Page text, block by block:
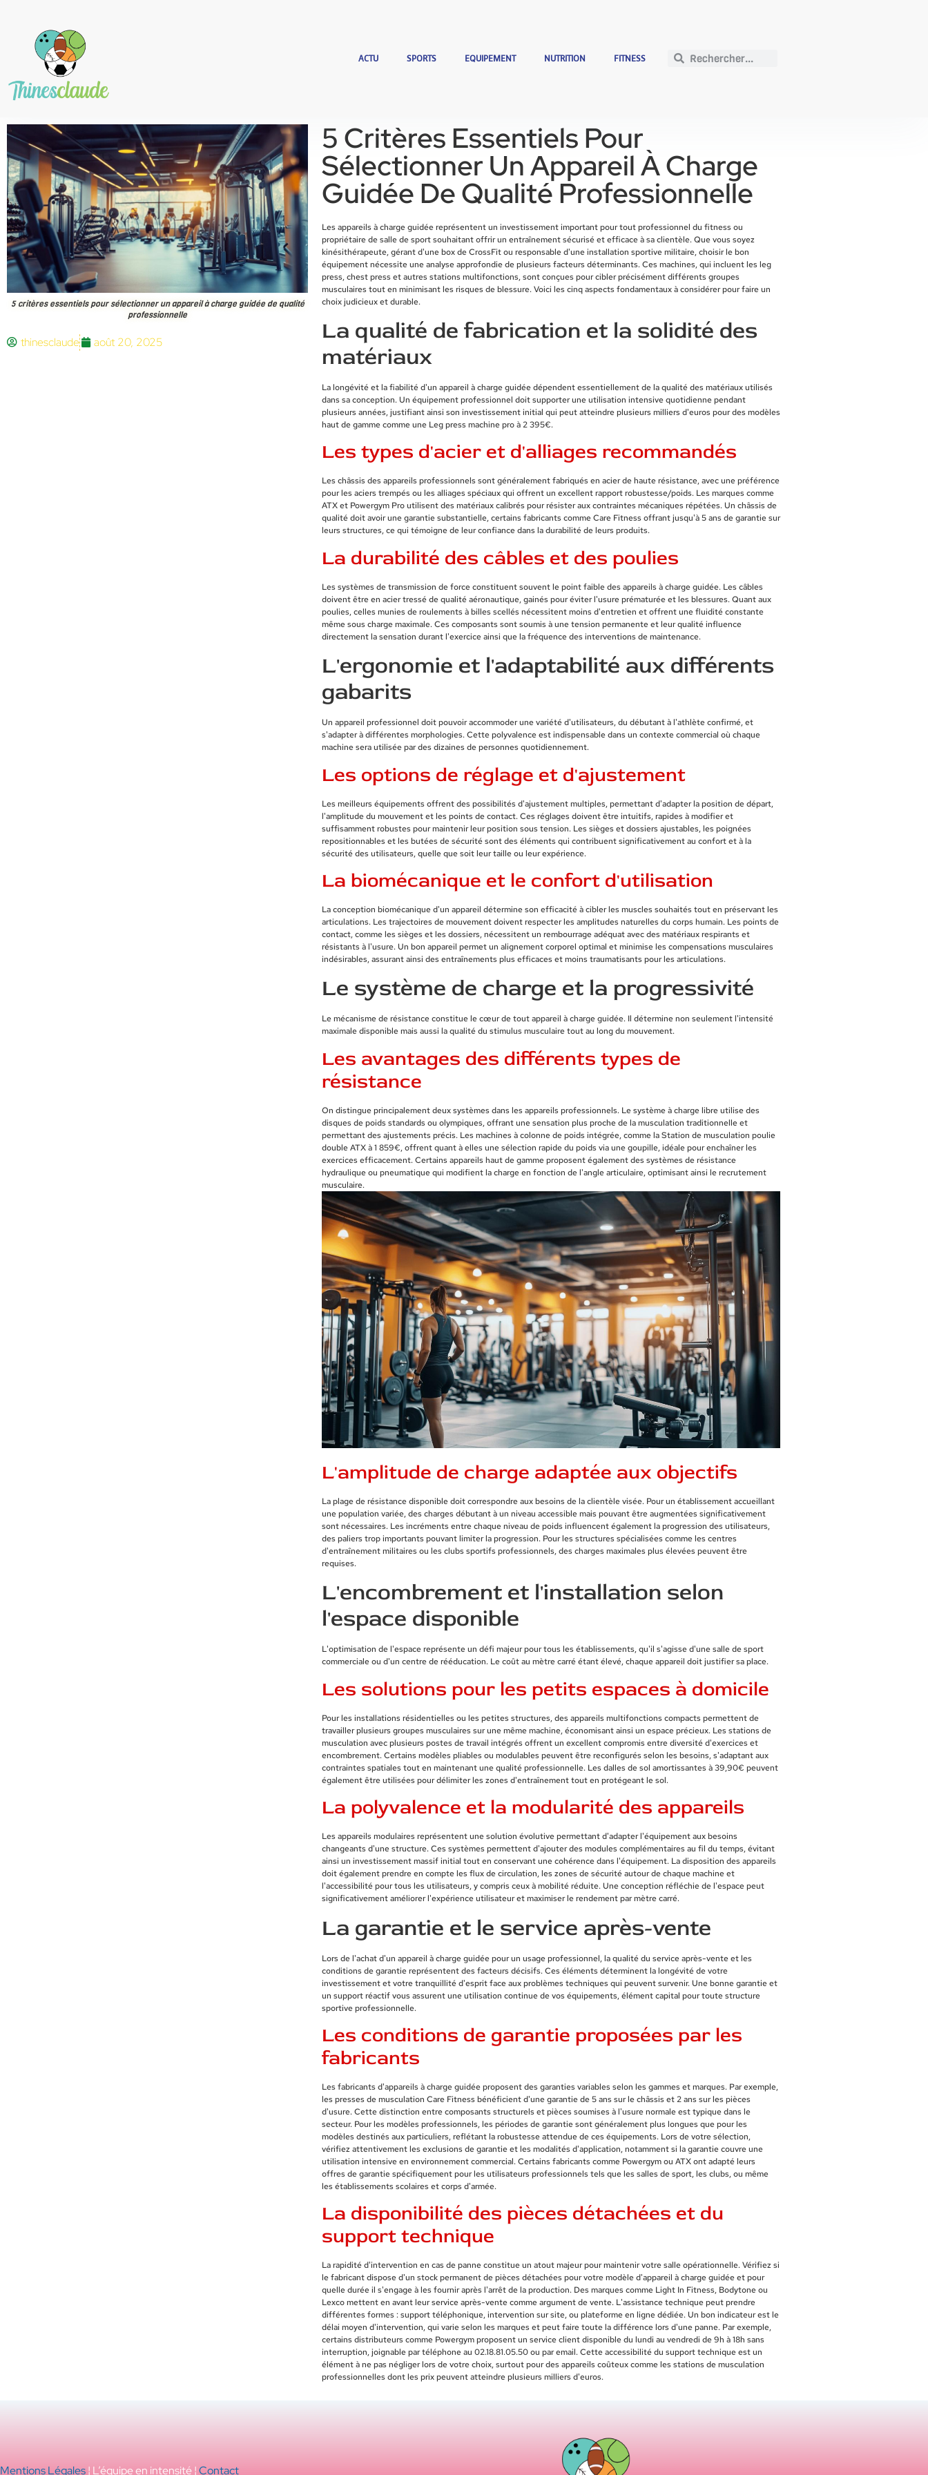
ACTU SPORTS EQUIPEMENT NUTRITION FITNESS
5 critères essentiels pour sélectionner un appareil à charge guidée de qualité
professionnelle
thinesclaude août 20, 2025
5 Critères Essentiels Pour
Sélectionner Un Appareil À Charge
Guidée De Qualité Professionnelle
Les appareils à charge guidée représentent un investissement important pour tout professionnel du fitness ou
propriétaire de salle de sport souhaitant offrir un entraînement sécurisé et efficace à sa clientèle. Que vous soyez
kinésithérapeute, gérant d'une box de CrossFit ou responsable d'une installation sportive militaire, choisir le bon
équipement nécessite une analyse approfondie de plusieurs facteurs déterminants. Ces machines, qui incluent les leg
press, chest press et autres stations multifonctions, sont conçues pour cibler précisément différents groupes
musculaires tout en minimisant les risques de blessure. Voici les cinq aspects fondamentaux à considérer pour faire un
choix judicieux et durable.
La qualité de fabrication et la solidité des
matériaux
La longévité et la fiabilité d'un appareil à charge guidée dépendent essentiellement de la qualité des matériaux utilisés
dans sa conception. Un équipement professionnel doit supporter une utilisation intensive quotidienne pendant
plusieurs années, justifiant ainsi son investissement initial qui peut atteindre plusieurs milliers d'euros pour des modèles
haut de gamme comme une Leg press machine pro à 2 395€.
Les types d'acier et d'alliages recommandés
Les châssis des appareils professionnels sont généralement fabriqués en acier de haute résistance, avec une préférence
pour les aciers trempés ou les alliages spéciaux qui offrent un excellent rapport robustesse/poids. Les marques comme
ATX et Powergym Pro utilisent des matériaux calibrés pour résister aux contraintes mécaniques répétées. Un châssis de
qualité doit avoir une garantie substantielle, certains fabricants comme Care Fitness offrant jusqu'à 5 ans de garantie sur
leurs structures, ce qui témoigne de leur confiance dans la durabilité de leurs produits.
La durabilité des câbles et des poulies
Les systèmes de transmission de force constituent souvent le point faible des appareils à charge guidée. Les câbles
doivent être en acier tressé de qualité aéronautique, gainés pour éviter l'usure prématurée et les blessures. Quant aux
poulies, celles munies de roulements à billes scellés nécessitent moins d'entretien et offrent une fluidité constante
même sous charge maximale. Ces composants sont soumis à une tension permanente et leur qualité influence
directement la sensation durant l'exercice ainsi que la fréquence des interventions de maintenance.
L'ergonomie et l'adaptabilité aux différents
gabarits
Un appareil professionnel doit pouvoir accommoder une variété d'utilisateurs, du débutant à l'athlète confirmé, et
s'adapter à différentes morphologies. Cette polyvalence est indispensable dans un contexte commercial où chaque
machine sera utilisée par des dizaines de personnes quotidiennement.
Les options de réglage et d'ajustement
Les meilleurs équipements offrent des possibilités d'ajustement multiples, permettant d'adapter la position de départ,
l'amplitude du mouvement et les points de contact. Ces réglages doivent être intuitifs, rapides à modifier et
suffisamment robustes pour maintenir leur position sous tension. Les sièges et dossiers ajustables, les poignées
repositionnables et les butées de sécurité sont des éléments qui contribuent significativement au confort et à la
sécurité des utilisateurs, quelle que soit leur taille ou leur expérience.
La biomécanique et le confort d'utilisation
La conception biomécanique d'un appareil détermine son efficacité à cibler les muscles souhaités tout en préservant les
articulations. Les trajectoires de mouvement doivent respecter les amplitudes naturelles du corps humain. Les points de
contact, comme les sièges et les dossiers, nécessitent un rembourrage adéquat avec des matériaux respirants et
résistants à l'usure. Un bon appareil permet un alignement corporel optimal et minimise les compensations musculaires
indésirables, assurant ainsi des entraînements plus efficaces et moins traumatisants pour les articulations.
Le système de charge et la progressivité
Le mécanisme de résistance constitue le cœur de tout appareil à charge guidée. Il détermine non seulement l'intensité
maximale disponible mais aussi la qualité du stimulus musculaire tout au long du mouvement.
Les avantages des différents types de
résistance
On distingue principalement deux systèmes dans les appareils professionnels. Le système à charge libre utilise des
disques de poids standards ou olympiques, offrant une sensation plus proche de la musculation traditionnelle et
permettant des ajustements précis. Les machines à colonne de poids intégrée, comme la Station de musculation poulie
double ATX à 1 859€, offrent quant à elles une sélection rapide du poids via une goupille, idéale pour enchaîner les
exercices efficacement. Certains appareils haut de gamme proposent également des systèmes de résistance
hydraulique ou pneumatique qui modifient la charge en fonction de l'angle articulaire, optimisant ainsi le recrutement
musculaire.
L'amplitude de charge adaptée aux objectifs
La plage de résistance disponible doit correspondre aux besoins de la clientèle visée. Pour un établissement accueillant
une population variée, des charges débutant à un niveau accessible mais pouvant être augmentées significativement
sont nécessaires. Les incréments entre chaque niveau de poids influencent également la progression des utilisateurs,
des paliers trop importants pouvant limiter la progression. Pour les structures spécialisées comme les centres
d'entraînement militaires ou les clubs sportifs professionnels, des charges maximales plus élevées peuvent être
requises.
L'encombrement et l'installation selon
l'espace disponible
L'optimisation de l'espace représente un défi majeur pour tous les établissements, qu'il s'agisse d'une salle de sport
commerciale ou d'un centre de rééducation. Le coût au mètre carré étant élevé, chaque appareil doit justifier sa place.
Les solutions pour les petits espaces à domicile
Pour les installations résidentielles ou les petites structures, des appareils multifonctions compacts permettent de
travailler plusieurs groupes musculaires sur une même machine, économisant ainsi un espace précieux. Les stations de
musculation avec plusieurs postes de travail intégrés offrent un excellent compromis entre diversité d'exercices et
encombrement. Certains modèles pliables ou modulables peuvent être reconfigurés selon les besoins, s'adaptant aux
contraintes spatiales tout en maintenant une qualité professionnelle. Les dalles de sol amortissantes à 39,90€ peuvent
également être utilisées pour délimiter les zones d'entraînement tout en protégeant le sol.
La polyvalence et la modularité des appareils
Les appareils modulaires représentent une solution évolutive permettant d'adapter l'équipement aux besoins
changeants d'une structure. Ces systèmes permettent d'ajouter des modules complémentaires au fil du temps, évitant
ainsi un investissement massif initial tout en conservant une cohérence dans l'équipement. La disposition des appareils
doit également prendre en compte les flux de circulation, les zones de sécurité autour de chaque machine et
l'accessibilité pour tous les utilisateurs, y compris ceux à mobilité réduite. Une conception réfléchie de l'espace peut
significativement améliorer l'expérience utilisateur et maximiser le rendement par mètre carré.
La garantie et le service après-vente
Lors de l'achat d'un appareil à charge guidée pour un usage professionnel, la qualité du service après-vente et les
conditions de garantie représentent des facteurs décisifs. Ces éléments déterminent la longévité de votre
investissement et votre tranquillité d'esprit face aux problèmes techniques qui peuvent survenir. Une bonne garantie et
un support réactif vous assurent une utilisation continue de vos équipements, élément capital pour toute structure
sportive professionnelle.
Les conditions de garantie proposées par les
fabricants
Les fabricants d'appareils à charge guidée proposent des garanties variables selon les gammes et marques. Par exemple,
les presses de musculation Care Fitness bénéficient d'une garantie de 5 ans sur le châssis et 2 ans sur les pièces
d'usure. Cette distinction entre composants structurels et pièces soumises à l'usure normale est typique dans le
secteur. Pour les modèles professionnels, les périodes de garantie sont généralement plus longues que pour les
modèles destinés aux particuliers, reflétant la robustesse attendue de ces équipements. Lors de votre sélection,
vérifiez attentivement les exclusions de garantie et les modalités d'application, notamment si la garantie couvre une
utilisation intensive en environnement commercial. Certains fabricants comme Powergym ou ATX ont adapté leurs
offres de garantie spécifiquement pour les utilisateurs professionnels tels que les salles de sport, les clubs, ou même
les établissements scolaires et corps d'armée.
La disponibilité des pièces détachées et du
support technique
La rapidité d'intervention en cas de panne constitue un atout majeur pour maintenir votre salle opérationnelle. Vérifiez si
le fabricant dispose d'un stock permanent de pièces détachées pour votre modèle d'appareil à charge guidée et pour
quelle durée il s'engage à les fournir après l'arrêt de la production. Des marques comme Light In Fitness, Bodytone ou
Lexco mettent en avant leur service après-vente comme argument de vente. L'assistance technique peut prendre
différentes formes : support téléphonique, intervention sur site, ou plateforme en ligne dédiée. Un bon indicateur est le
délai moyen d'intervention, qui varie selon les marques et peut faire toute la différence lors d'une panne. Par exemple,
certains distributeurs comme Powergym proposent un service client disponible du lundi au vendredi de 9h à 18h sans
interruption, joignable par téléphone au 02.18.81.05.50 ou par email. Cette accessibilité du support technique est un
élément à ne pas négliger lors de votre choix, surtout pour des appareils coûteux comme les stations de musculation
professionnelles dont les prix peuvent atteindre plusieurs milliers d'euros.
Mentions Légales¦ L’équipe en intensité ¦Contact